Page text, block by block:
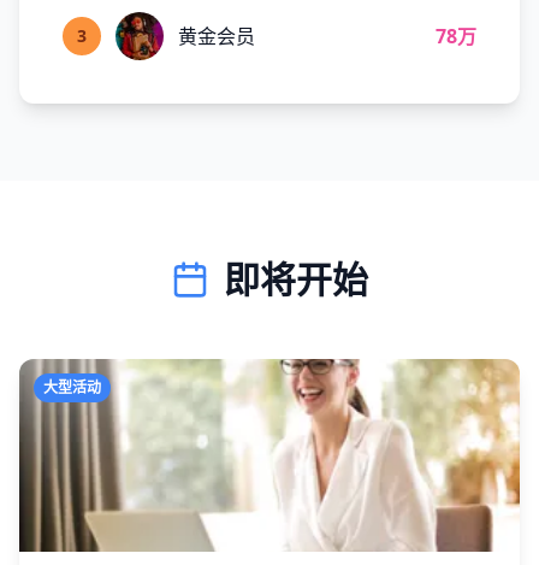
3 黄金会员 78万
即将开始
大型活动